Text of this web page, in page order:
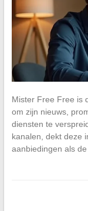
Mister Free Free is
om zijn nieuws,
diensten te
kanalen, dekt deze
aanbiedingen als